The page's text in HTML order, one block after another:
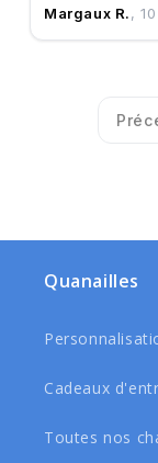
Margaux R.,
Quanailles
Cadeaux
Toutes nos